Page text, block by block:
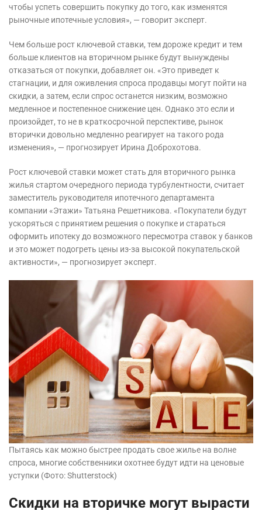
чтобы успеть совершить покупку до того, как изменятся
рыночные ипотечные условия», — говорит эксперт.
Чем больше рост ключевой ставки, тем дороже кредит и тем
больше клиентов на вторичном рынке будут вынуждены
отказаться от покупки, добавляет он. «Это приведет к
стагнации, и для оживления спроса продавцы могут пойти на
скидки, а затем, если спрос останется низким, возможно
медленное и постепенное снижение цен. Однако это если и
произойдет, то не в краткосрочной перспективе, рынок
вторички довольно медленно реагирует на такого рода
изменения», — прогнозирует Ирина Доброхотова.
Рост ключевой ставки может стать для вторичного рынка
жилья стартом очередного периода турбулентности, считает
заместитель руководителя ипотечного департамента
компании «Этажи» Татьяна Решетникова. «Покупатели будут
ускоряться с принятием решения о покупке и стараться
оформить ипотеку до возможного пересмотра ставок у банков
и это может подогреть цены из-за высокой покупательской
активности», — прогнозирует эксперт.
Пытаясь как можно быстрее продать свое жилье на волне
спроса, многие собственники охотнее будут идти на ценовые
уступки (Фото: Shutterstock)
Скидки на вторичке могут вырасти